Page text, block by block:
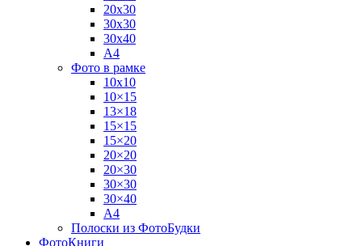
20х30
30х30
30х40
А4
Фото в рамке
10х10
10×15
13×18
15×15
15×20
20×20
20×30
30×30
30×40
A4
Полоски из ФотоБудки
ФотоКниги